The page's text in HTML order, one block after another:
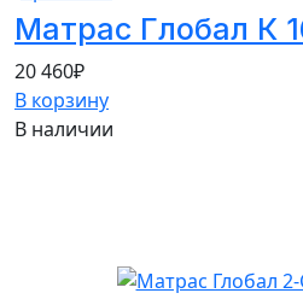
Матрас Глобал К
20 460₽
В корзину
В наличии